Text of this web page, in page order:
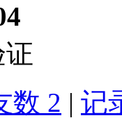
数 2 | 记